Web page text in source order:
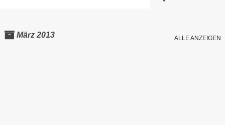
März 2013 ALLE ANZEIGEN